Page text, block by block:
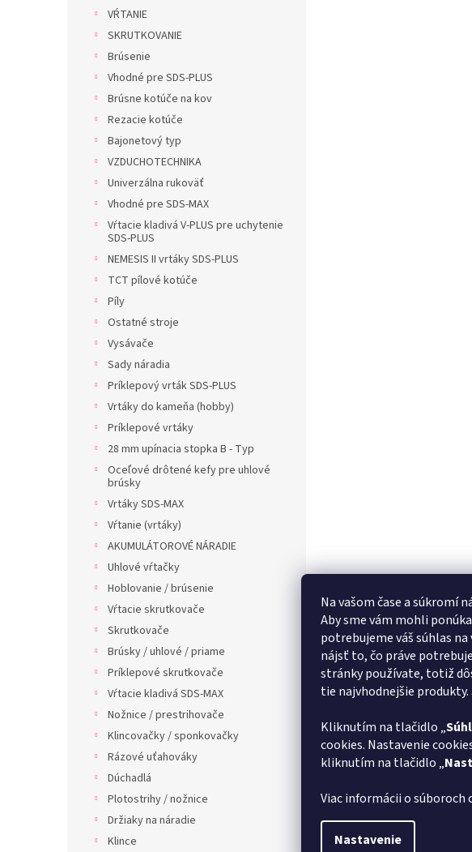
Na vašom čase a súkromí
Aby sme vám mohli
potrebujeme váš súhlas
nájsť to, čo práve
stránky používate, totiž
tie najvhodnejšie
Kliknutím na tlačidlo „
cookies. Nastavenie
kliknutím na tlačidlo „
Viac informácii o súboroch
Nastavenie
VŔTANIE
SKRUTKOVANIE
Brúsenie
Vhodné pre SDS-PLUS
Brúsne kotúče na kov
Rezacie kotúče
Bajonetový typ
VZDUCHOTECHNIKA
Univerzálna rukoväť
Vhodné pre SDS-MAX
Vŕtacie kladivá V-PLUS pre uchytenie
SDS-PLUS
NEMESIS II vrtáky SDS-PLUS
TCT pílové kotúče
Píly
Ostatné stroje
Vysávače
Sady náradia
Príklepový vrták SDS-PLUS
Vrtáky do kameňa (hobby)
Príklepové vrtáky
28 mm upínacia stopka B - Typ
Oceľové drôtené kefy pre uhlové
brúsky
Vrtáky SDS-MAX
Vŕtanie (vrtáky)
AKUMULÁTOROVÉ NÁRADIE
Uhlové vŕtačky
Hoblovanie / brúsenie
Vŕtacie skrutkovače
Skrutkovače
Brúsky / uhlové / priame
Príklepové skrutkovače
Vŕtacie kladivá SDS-MAX
Nožnice / prestrihovače
Klincovačky / sponkovačky
Rázové uťahováky
Dúchadlá
Plotostrihy / nožnice
Držiaky na náradie
Klince